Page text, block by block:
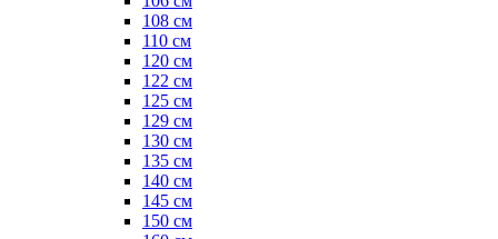
108 см
110 см
120 см
122 см
125 см
129 см
130 см
135 см
140 см
145 см
150 см